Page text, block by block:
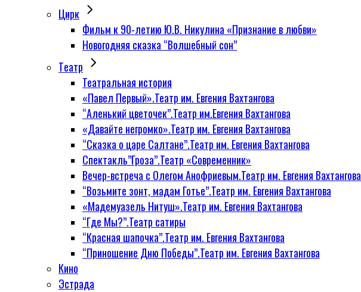
Цирк
Фильм к 90-летию Ю.В. Никулина «Признание в любви»
Новогодняя сказка “Волшебный сон”
Tеатр
Театральная история
«Павел Первый».Театр им. Евгения Вахтангова
“Аленький цветочек”.Театр им.Евгения Вахтангова
«Давайте негромко».Театр им. Евгения Вахтангова
“Сказка о царе Салтане”.Театр им. Евгения Вахтангова
Спектакль”Гроза”.Театр «Современник»
Вечер-встреча с Олегом Анофриевым.Театр им. Евгения Вахтангова
“Возьмите зонт, мадам Готье”.Театр им. Евгения Вахтангова
«Мадемуазель Нитуш».Театр им. Евгения Вахтангова
“Где Мы?”.Театр сатиры
“Красная шапочка”.Театр им. Евгения Вахтангова
“Приношение Дню Победы”.Театр им. Евгения Вахтангова
Кино
Эстрада